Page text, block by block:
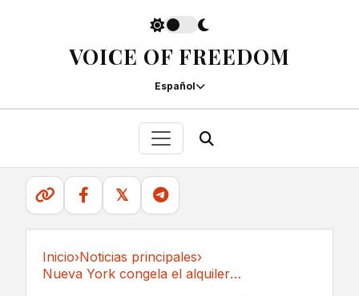
VOICE OF FREEDOM
Español
𝕏
Inicio›Noticias principales›
Nueva York congela el alquiler de casi un...